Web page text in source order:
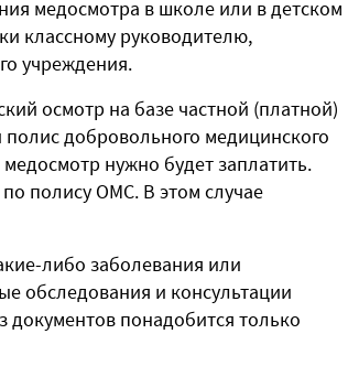
медосмотра в школе или в детском
классному руководителю,
учреждения.
осмотр на базе частной (платной)
полис добровольного медицинского
нужно будет заплатить.
полису ОМС. В этом случае
либо заболевания или
обследования и консультации
документов понадобится только